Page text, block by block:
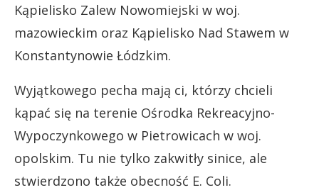
Kąpielisko Zalew Nowomiejski w woj.
mazowieckim oraz Kąpielisko Nad Stawem w
Konstantynowie Łódzkim.
Wyjątkowego pecha mają ci, którzy chcieli
kąpać się na terenie Ośrodka Rekreacyjno-
Wypoczynkowego w Pietrowicach w woj.
opolskim. Tu nie tylko zakwitły sinice, ale
stwierdzono także obecność E. Coli.